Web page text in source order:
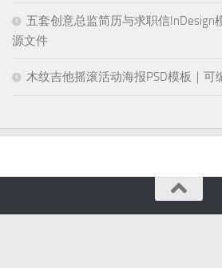
五套创意总监简历与求职信InDesign
源文件
木纹吉他摇滚活动海报PSD模板｜可